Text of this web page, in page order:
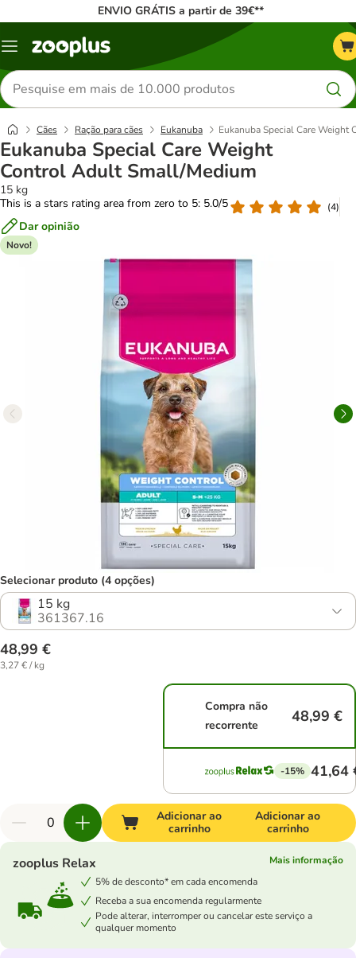
ENVIO GRÁTIS a partir de 39€**
Menu
Pesquisar
produtos
Cães Ração para cães Eukanuba Eukanuba Special Care
Eukanuba Special Care Weight
Control Adult Small/Medium
15 kg
This is a stars rating area from zero to 5: 5.0/5
(4)
Dar opinião
Novo!
Selecionar produto (4 opções)
15 kg
361367.16
48,99 €
3,27 € / kg
Compra não
recorrente
48,99 €
-15% 41,64
Adicionar ao
carrinho
Adicionar ao
carrinho
zooplus Relax
Mais informação
5% de desconto* em cada encomenda
Receba a sua encomenda regularmente
Pode alterar, interromper ou cancelar este serviço a
qualquer momento